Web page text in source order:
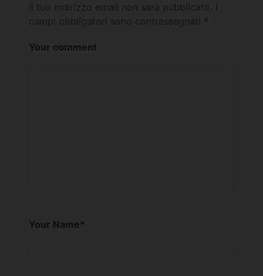
Il tuo indirizzo email non sarà pubblicato.
campi obbligatori sono contrassegnati *
Your comment
Your Name*